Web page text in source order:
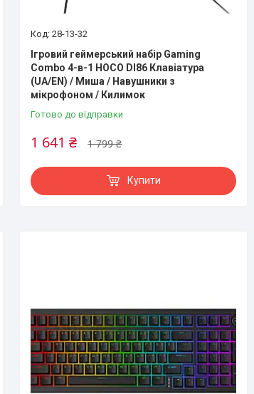
28-13-32
Ігровий геймерський набір Gaming
Combo 4-в-1 HOCO DI86 Клавіатура
(UA/EN) / Миша / Навушники з
мікрофоном / Килимок
Готово до відправки
1 799 ₴
1 641 ₴
Купити